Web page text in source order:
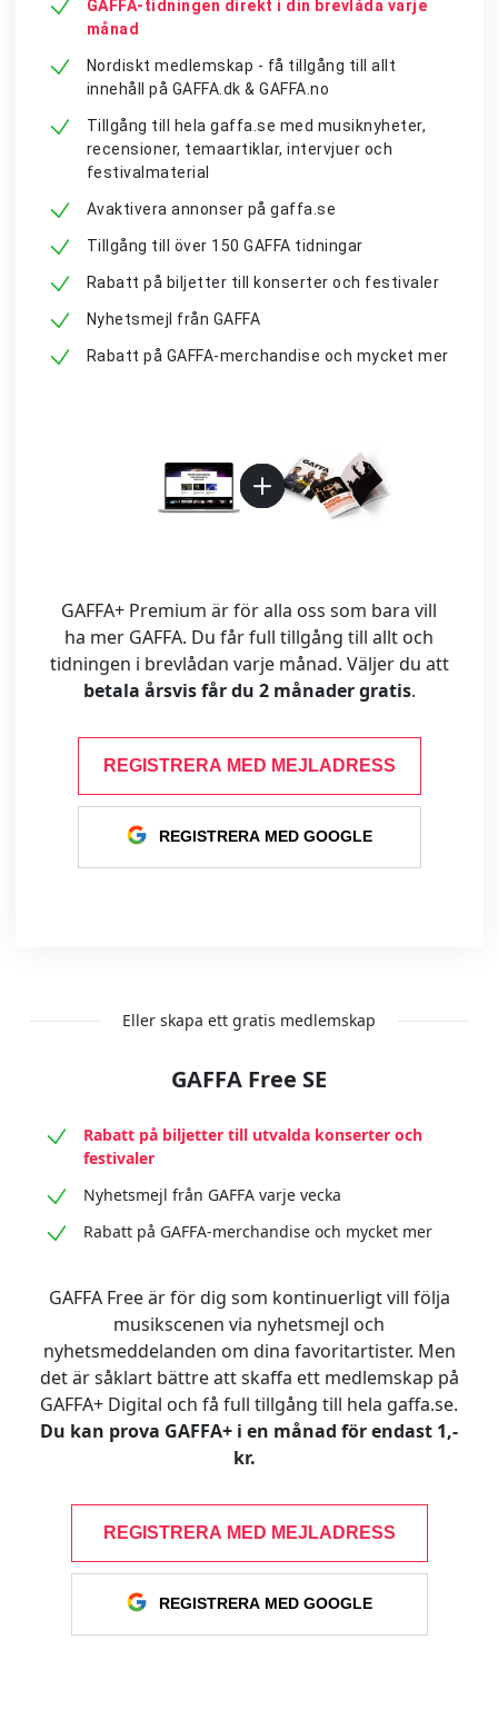
GAFFA-tidningen direkt i din brevlåda varje
månad
Nordiskt medlemskap - få tillgång till allt
innehåll på GAFFA.dk & GAFFA.no
Tillgång till hela gaffa.se med musiknyheter,
recensioner, temaartiklar, intervjuer och
festivalmaterial
Avaktivera annonser på gaffa.se
Tillgång till över 150 GAFFA tidningar
Rabatt på biljetter till konserter och festivaler
Nyhetsmejl från GAFFA
Rabatt på GAFFA-merchandise och mycket mer
GAFFA+ Premium är för alla oss som bara vill
ha mer GAFFA. Du får full tillgång till allt och
tidningen i brevlådan varje månad. Väljer du att
betala årsvis får du 2 månader gratis.
REGISTRERA MED MEJLADRESS
REGISTRERA MED GOOGLE
Eller skapa ett gratis medlemskap
GAFFA Free SE
Rabatt på biljetter till utvalda konserter och
festivaler
Nyhetsmejl från GAFFA varje vecka
Rabatt på GAFFA-merchandise och mycket mer
GAFFA Free är för dig som kontinuerligt vill följa
musikscenen via nyhetsmejl och
nyhetsmeddelanden om dina favoritartister. Men
det är såklart bättre att skaffa ett medlemskap på
GAFFA+ Digital och få full tillgång till hela gaffa.se.
Du kan prova GAFFA+ i en månad för endast 1,-
kr.
REGISTRERA MED MEJLADRESS
REGISTRERA MED GOOGLE